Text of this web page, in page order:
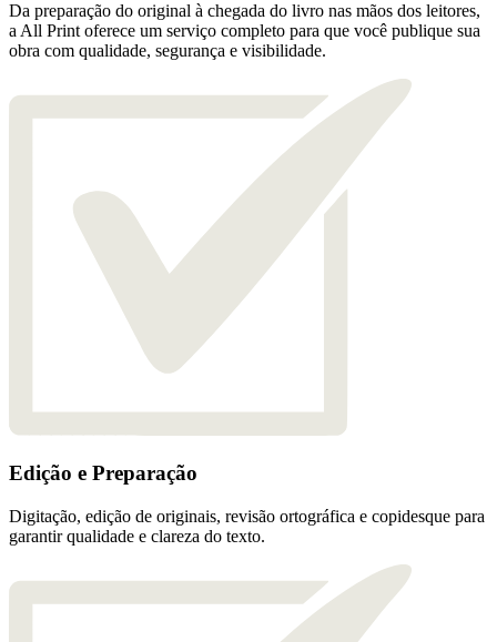
Da preparação do original à chegada do livro nas mãos dos leitores,
a All Print oferece um serviço completo para que você publique sua
obra com qualidade, segurança e visibilidade.
Edição e Preparação
Digitação, edição de originais, revisão ortográfica e copidesque para
garantir qualidade e clareza do texto.